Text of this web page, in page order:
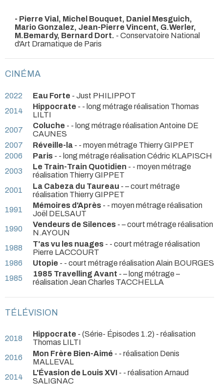
- Pierre Vial, Michel Bouquet, Daniel Mesguich,
Mario Gonzalez, Jean-Pierre Vincent, G.Werler,
M.Bemardy, Bernard Dort. - Conservatoire National
d'Art Dramatique de Paris
CINÉMA
2022 Eau Forte - Just PHILIPPOT
2014
Hippocrate - - long métrage réalisation Thomas
LILTI
2007
Coluche - - long métrage réalisation Antoine DE
CAUNES
2007
Réveille-la - - moyen métrage Thierry GIPPET
2006
Paris - - long métrage réalisation Cédric KLAPISCH
2003
Le Train-Train Quotidien - - moyen métrage
réalisation Thierry GIPPET
2001
La Cabeza du Taureau - – court métrage
réalisation Thierry GIPPET
1991
Mémoires d'Après - - moyen métrage réalisation
Joël DELSAUT
1990
Vendeurs de Silences - – court métrage réalisation
N.AYOUN
1988
T'as vu les nuages - - court métrage réalisation
Pierre LACCOURT
1986
Utopie - - court métrage réalisation Alain BOURGES
1985
1985 Travelling Avant - – long métrage –
réalisation Jean Charles TACCHELLA
TÉLÉVISION
2018 Hippocrate - (Série- Épisodes 1.2) - réalisation
Thomas LILTI
2016
Mon Frère Bien-Aimé - - réalisation Denis
MALLEVAL
2014
L'Évasion de Louis XVI - - réalisation Arnaud
SALIGNAC